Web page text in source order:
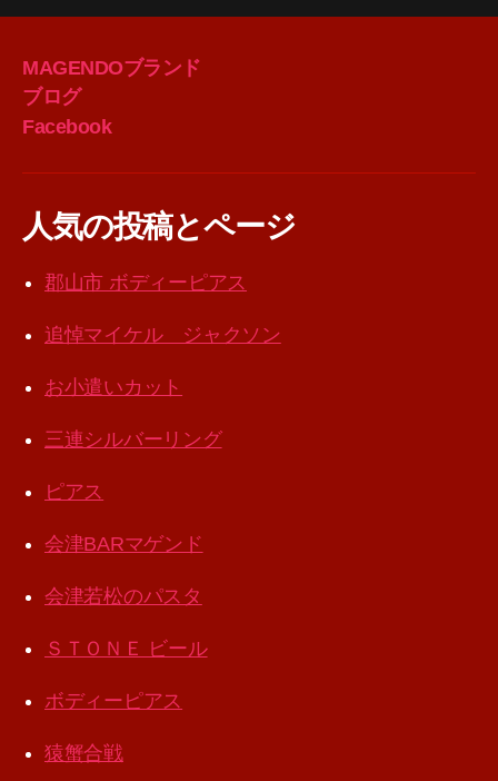
MAGENDOブランド
ブログ
Facebook
人気の投稿とページ
郡山市 ボディーピアス
追悼マイケル ジャクソン
お小遣いカット
三連シルバーリング
ピアス
会津BARマゲンド
会津若松のパスタ
ＳＴＯＮＥ ビール
ボディーピアス
猿蟹合戦